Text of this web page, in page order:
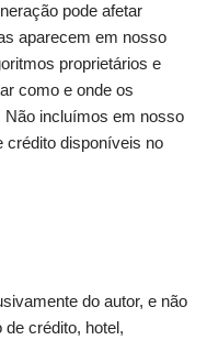
pode afetar
aparecem em nosso
proprietários e
como e onde os
Não incluímos em nosso
crédito disponíveis no
do autor, e não
crédito, hotel,